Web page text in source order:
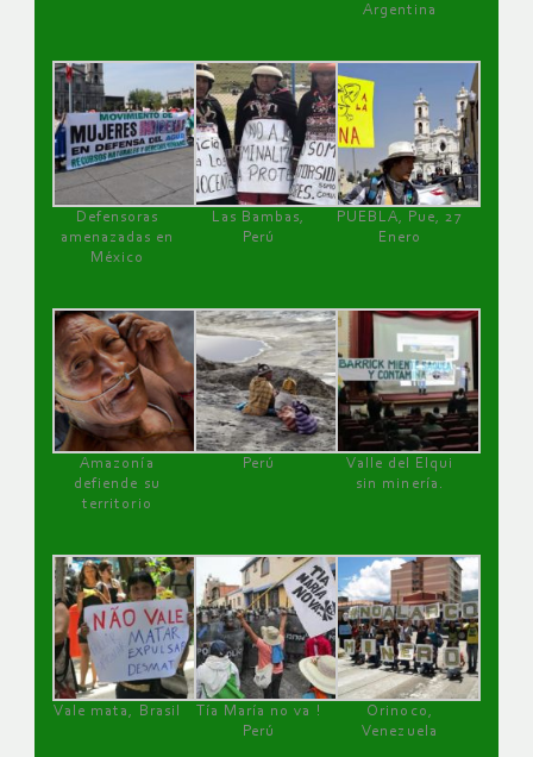
Argentina
Defensoras
amenazadas en
México
Las Bambas,
Perú
PUEBLA, Pue, 27
Enero
Amazonía
defiende su
territorio
Perú
Valle del Elqui
sin minería.
Vale mata, Brasil
Tía María no va !
Perú
Orinoco,
Venezuela